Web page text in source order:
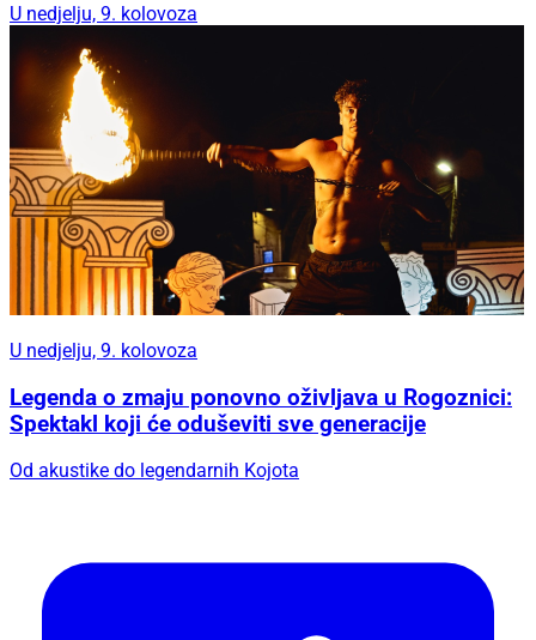
U nedjelju, 9. kolovoza
U nedjelju, 9. kolovoza
Legenda o zmaju ponovno oživljava u Rogoznici:
Spektakl koji će oduševiti sve generacije
Od akustike do legendarnih Kojota